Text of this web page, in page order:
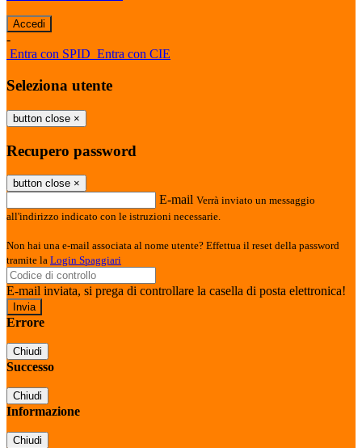
-
Entra con SPID Entra con CIE
Seleziona utente
button close ×
Recupero password
button close ×
E-mail Verrà inviato un messaggio
all'indirizzo indicato con le istruzioni necessarie.
Non hai una e-mail associata al nome utente? Effettua il reset della password
tramite la Login Spaggiari
E-mail inviata, si prega di controllare la casella di posta elettronica!
Errore
Chiudi
Successo
Chiudi
Informazione
Chiudi